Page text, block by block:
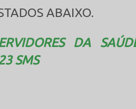
ABAIXO.
DA
SMS